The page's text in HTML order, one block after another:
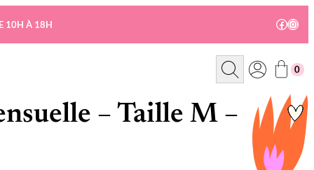
10H À 18H
R
c
e
r
0
– Taille M –